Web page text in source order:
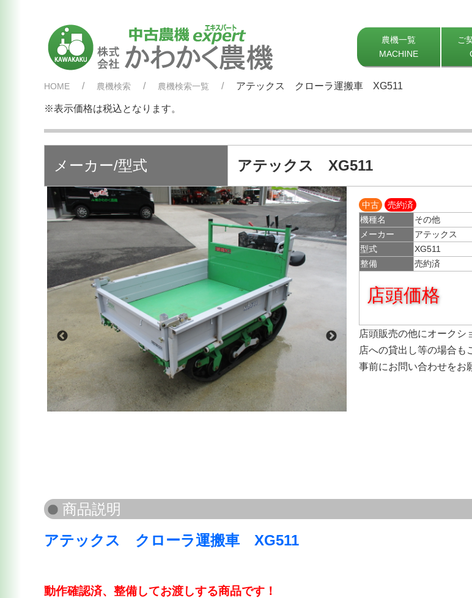
農機一覧
MACHINE
ご
HOME 農機検索 農機検索一覧 アテックス クローラ運搬車 XG511
※表示価格は税込となります。
メーカー/型式 アテックス XG511
中古
売約済
機種名
その他
メーカー
アテックス
型式
XG511
整備
売約済
店頭価格
店頭販売の他にオークシ
店への貸出し等の場合も
事前にお問い合わせをお
アテックス クローラ運搬車 XG511
動作確認済、整備してお渡しする商品です！